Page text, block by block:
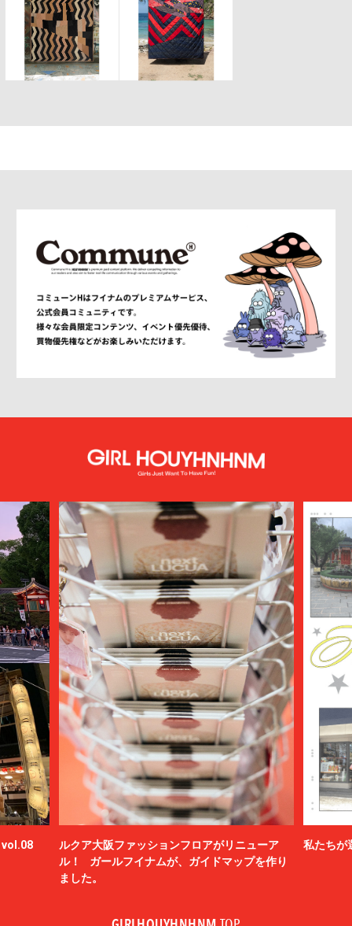
vol.08
ルクア大阪ファッションフロアがリニューア
ル！ ガールフイナムが、ガイドマップを作り
ました。
私たちが